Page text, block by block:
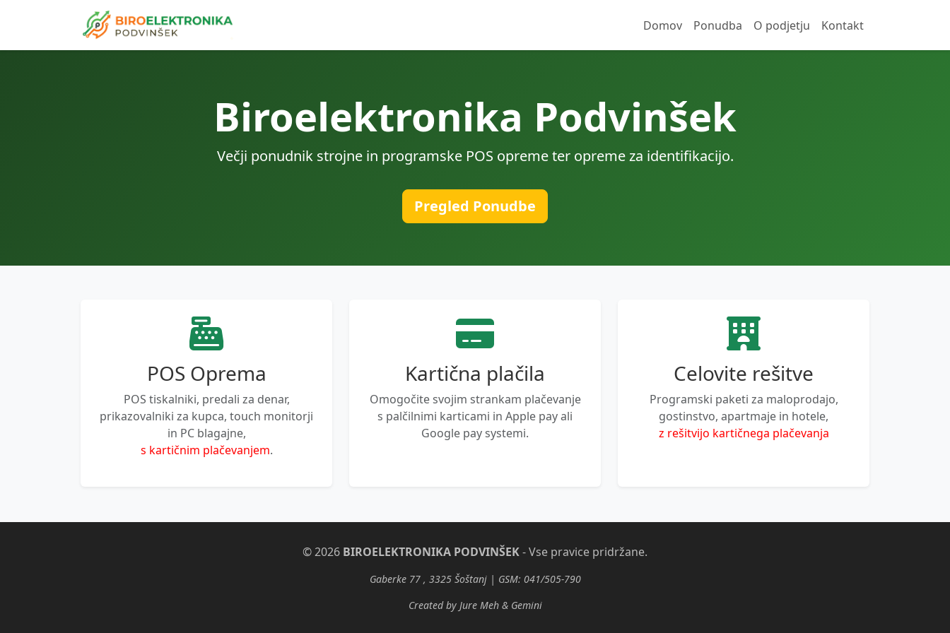
Domov Ponudba O podjetju Kontakt
Biroelektronika Podvinšek
Večji ponudnik strojne in programske POS opreme ter opreme za identifikacijo.
Pregled Ponudbe
POS Oprema
POS tiskalniki, predali za denar,
prikazovalniki za kupca, touch monitorji
in PC blagajne,
s kartičnim plačevanjem.
Kartična plačila
Omogočite svojim strankam plačevanje
s palčilnimi karticami in Apple pay ali
Google pay systemi.
Celovite rešitve
Programski paketi za maloprodajo,
gostinstvo, apartmaje in hotele,
z rešitvijo kartičnega plačevanja
© 2026 BIROELEKTRONIKA PODVINŠEK- Vse pravice pridržane.
Gaberke 77 , 3325 Šoštanj | GSM: 041/505-790
Created by Jure Meh & Gemini